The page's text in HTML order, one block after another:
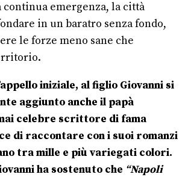
continua emergenza, la città
in un baratro senza fondo,
le forze meno sane che
iniziale, al figlio Giovanni si
aggiunto anche il papà
celebre scrittore di fama
di raccontare con i suoi romanzi
tra mille e più variegati colori.
ha sostenuto che “Napoli